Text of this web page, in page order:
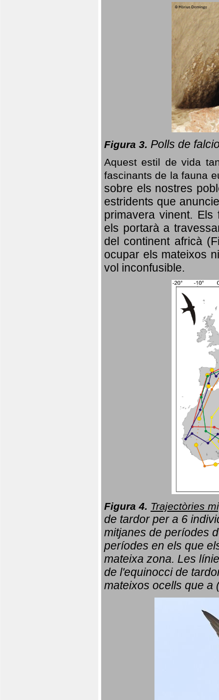
Figura 3. Polls de
Aquest estil de vida
fascinants de la fauna
sobre els nostres
estridents que
primavera vinent. Els
els portarà a
del continent africà
ocupar els mateixos
vol inconfusible.
Figura 4. Trajectòries
de tardor per a 6
mitjanes de períodes
períodes en els que
mateixa zona. Les
de l'equinocci de
mateixos ocells que a